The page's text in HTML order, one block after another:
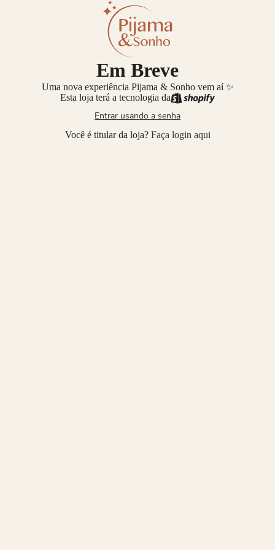
Em Breve
Uma nova experiência Pijama & Sonho vem aí ✨
Esta loja terá a tecnologia da
Entrar usando a senha
Você é titular da loja? Faça login aqui